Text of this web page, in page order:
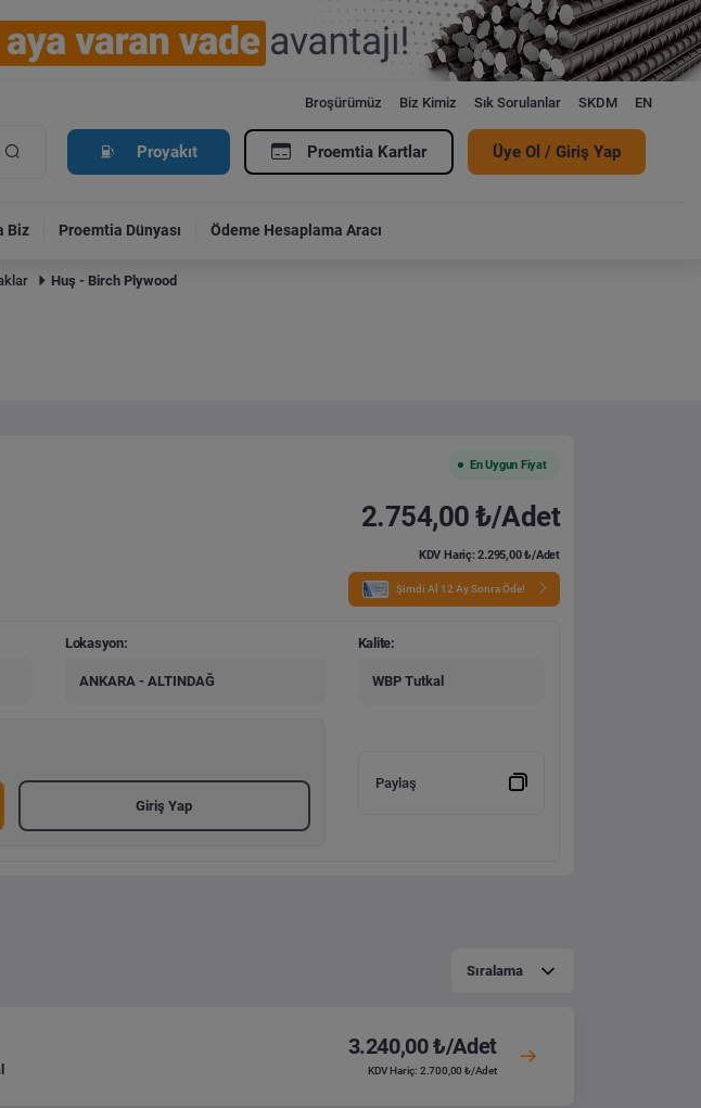
Broşürümüz Biz Kimiz Sık Sorulanlar SKDM EN
Proyakıt Proemtia Kartlar Üye Ol / Giriş Yap
Biz Proemtia Dünyası Ödeme Hesaplama Aracı
Huş - Birch Plywood
En Uygun Fiyat
2.754,00 ₺/Adet
KDV Hariç: 2.295,00 ₺/Adet
Şimdi Al 12 Ay Sonra Öde!
Lokasyon:
ANKARA - ALTINDAĞ
Kalite:
WBP Tutkal
Giriş Yap
Paylaş
Sıralama
3.240,00 ₺/Adet
KDV Hariç: 2.700,00 ₺/Adet